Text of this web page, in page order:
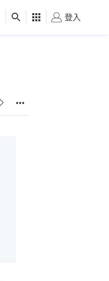
健康 好食玩飛
登入